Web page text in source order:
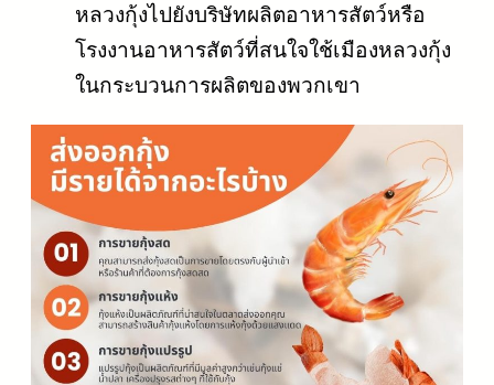
หลวงกุ้งไปยังบริษัทผลิตอาหารสัตว์หรือ
โรงงานอาหารสัตว์ที่สนใจใช้เมืองหลวงกุ้ง
ในกระบวนการผลิตของพวกเขา